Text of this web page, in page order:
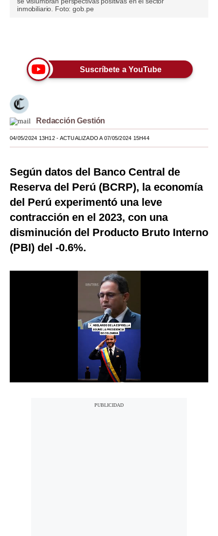
Opinión
Tendencias
Lujo
Viajes
Moda
Mundo
EEUU
México
inmobiliario. Foto: gob.pe
Suscríbete a YouTube
Redacción Gestión
04/05/2024 13H12- ACTUALIZADO A 07/05/2024 15H44
Según datos del Banco Central de
Reserva del Perú (BCRP), la economía
del Perú experimentó una leve
contracción en el 2023, con una
disminución del Producto Bruto Interno
(PBI) del -0.6%.